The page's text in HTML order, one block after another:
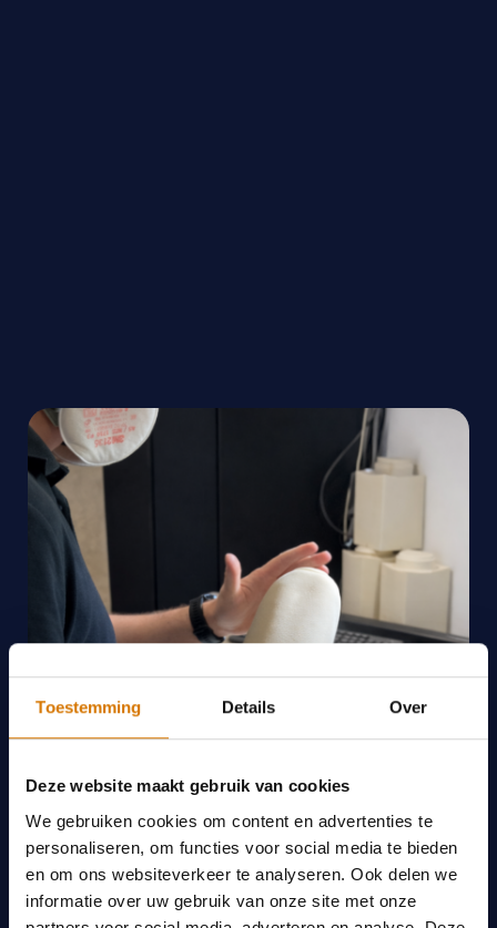
Toestemming Details Over
Deze website maakt gebruik van cookies
We gebruiken cookies om content en advertenties te
personaliseren, om functies voor social media te bieden
en om ons websiteverkeer te analyseren. Ook delen we
informatie over uw gebruik van onze site met onze